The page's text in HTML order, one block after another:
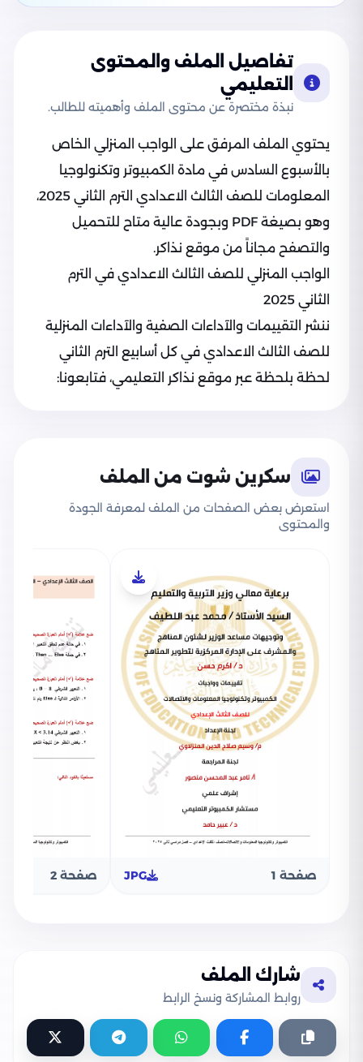
تفاصيل الملف والمحتوى
التعليمي
نبذة مختصرة عن محتوى الملف وأهميته للطالب.
يحتوي الملف المرفق على الواجب المنزلي الخاص
بالأسبوع السادس في مادة الكمبيوتر وتكنولوجيا
المعلومات للصف الثالث الاعدادي الترم الثاني 2025،
وهو بصيغة PDF وبجودة عالية متاح للتحميل
والتصفح مجاناً من موقع نذاكر.
الواجب المنزلي للصف الثالث الاعدادي في الترم
الثاني 2025
ننشر التقييمات والآداءات الصفية والآداءات المنزلية
للصف الثالث الاعدادي في كل أسابيع الترم الثاني
لحظة بلحظة عبر موقع نذاكر التعليمي، فتابعونا:
سكرين شوت من الملف
استعرض بعض الصفحات من الملف لمعرفة الجودة
والمحتوى
صفحة 1 JPG صفحة 2
شارك الملف
روابط المشاركة ونسخ الرابط